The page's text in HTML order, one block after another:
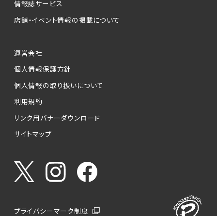
情報誌サービス
店舗・イベント情報の掲載について
運営会社
個人情報保護方針
個人情報の取り扱いについて
利用規約
リンク用バナーダウンロード
サイトマップ
プライバシーマーク制度